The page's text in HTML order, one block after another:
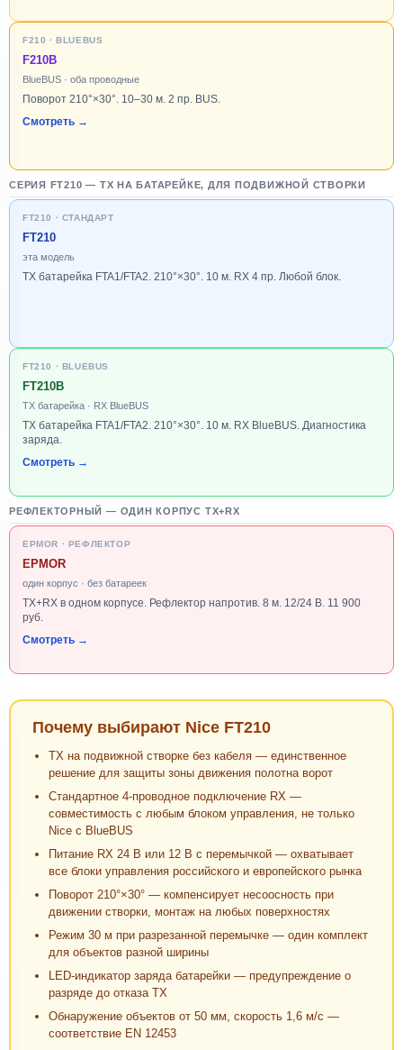
F210 · BLUEBUS
F210B
BlueBUS · оба проводные
Поворот 210°×30°. 10–30 м. 2 пр. BUS.
Смотреть →
СЕРИЯ FT210 — TX НА БАТАРЕЙКЕ, ДЛЯ ПОДВИЖНОЙ СТВОРКИ
FT210 · СТАНДАРТ
FT210
эта модель
TX батарейка FTA1/FTA2. 210°×30°. 10 м. RX 4 пр. Любой блок.
FT210 · BLUEBUS
FT210B
TX батарейка · RX BlueBUS
TX батарейка FTA1/FTA2. 210°×30°. 10 м. RX BlueBUS. Диагностика
заряда.
Смотреть →
РЕФЛЕКТОРНЫЙ — ОДИН КОРПУС TX+RX
EPMOR · РЕФЛЕКТОР
EPMOR
один корпус · без батареек
TX+RX в одном корпусе. Рефлектор напротив. 8 м. 12/24 В. 11 900
руб.
Смотреть →
Почему выбирают Nice FT210
TX на подвижной створке без кабеля — единственное
решение для защиты зоны движения полотна ворот
Стандартное 4-проводное подключение RX —
совместимость с любым блоком управления, не только
Nice с BlueBUS
Питание RX 24 В или 12 В с перемычкой — охватывает
все блоки управления российского и европейского рынка
Поворот 210°×30° — компенсирует несоосность при
движении створки, монтаж на любых поверхностях
Режим 30 м при разрезанной перемычке — один комплект
для объектов разной ширины
LED-индикатор заряда батарейки — предупреждение о
разряде до отказа TX
Обнаружение объектов от 50 мм, скорость 1,6 м/с —
соответствие EN 12453